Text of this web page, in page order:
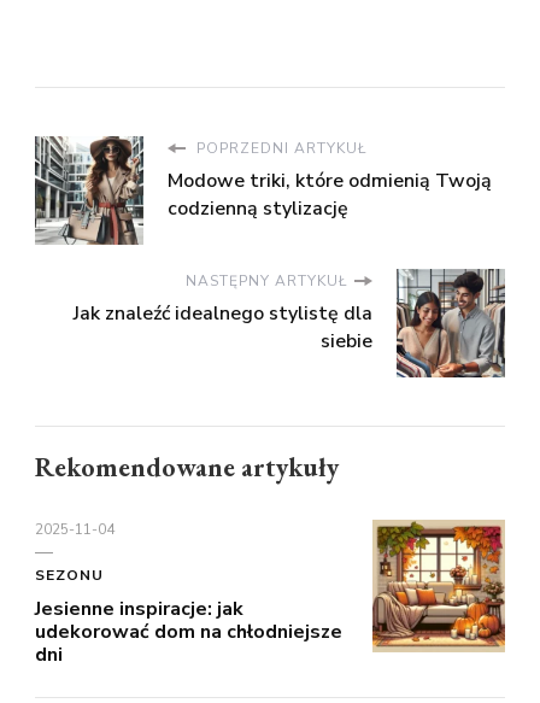
POPRZEDNI ARTYKUŁ
Modowe triki, które odmienią Twoją
codzienną stylizację
NASTĘPNY ARTYKUŁ
Jak znaleźć idealnego stylistę dla
siebie
Rekomendowane artykuły
2025-11-04
SEZONU
Jesienne inspiracje: jak
udekorować dom na chłodniejsze
dni